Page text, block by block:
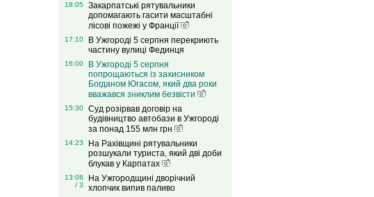
18:05
Закарпатські рятувальники
допомагають гасити масштабні
лісові пожежі у Франції
17:10
В Ужгороді 5 серпня перекриють
частину вулиці Фединця
16:00
В Ужгороді 5 серпня
попрощаються із захисником
Богданом Югасом, який два роки
вважався зниклим безвісти
15:30
Суд розірвав договір на
будівництво автобази в Ужгороді
за понад 155 млн грн
14:23
На Рахівщині рятувальники
розшукали туриста, який дві доби
блукав у Карпатах
13:08
/ 3
На Ужгородщині дворічний
хлопчик випив паливо